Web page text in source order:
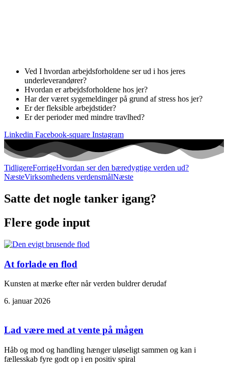
Ved I hvordan arbejdsforholdene ser ud i hos jeres
underleverandører?
Hvordan er arbejdsforholdene hos jer?
Har der været sygemeldinger på grund af stress hos jer?
Er der fleksible arbejdstider?
Er der perioder med mindre travlhed?
Linkedin Facebook-square Instagram
TidligereForrigeHvordan ser den bæredygtige verden ud?
NæsteVirksomhedens verdensmålNæste
Satte det nogle tanker igang?
Flere gode input
At forlade en flod
Kunsten at mærke efter når verden buldrer derudaf
6. januar 2026
Lad være med at vente på mågen
Håb og mod og handling hænger uløseligt sammen og kan i
fællesskab fyre godt op i en positiv spiral